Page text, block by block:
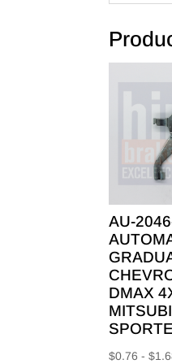
AU-
DMAX
$0.76 - $